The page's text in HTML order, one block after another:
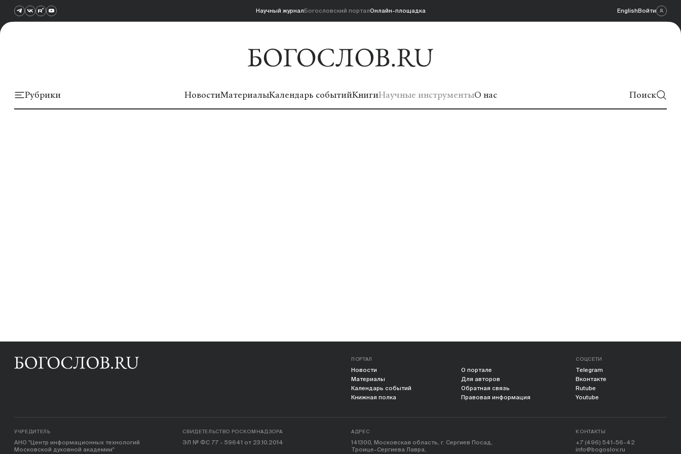
Научный журналБогословский порталОнлайн-площадка EnglishВойти
Рубрики НовостиМатериалыКалендарь событийКнигиНаучные инструментыО нас Поиск
ПОРТАЛ
Новости
Материалы
Календарь событий
Книжная полка
О портале
Для авторов
Обратная связь
Правовая информация
СОЦСЕТИ
Telegram
Вконтакте
Rutube
Youtube
УЧРЕДИТЕЛЬ
АНО "Центр информационных технологий
Московской духовной академии"
СВИДЕТЕЛЬСТВО РОСКОМНАДЗОРА
ЭЛ № ФС 77 - 59641 от 23.10.2014
АДРЕС
141300, Московская область, г. Сергиев Посад,
Троице-Сергиева Лавра,
КОНТАКТЫ
+7 (496) 541-56-42
info@bogoslov.ru